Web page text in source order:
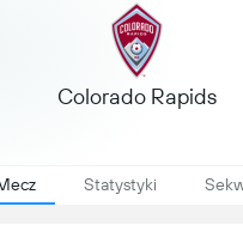
Colorado Rapids
Statystyki